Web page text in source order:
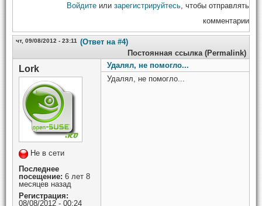
Войдите или зарегистрируйтесь , чтобы отправлять
комментарии
чт, 09/08/2012 - 23:11
(Ответ на #4)
Постоянная ссылка (Permalink)
Lork
Не в сети
Последнее
посещение: 6 лет 8
месяцев назад
Регистрация:
08/08/2012 - 00:24
Удалял, не помогло...
Удалял, не помогло...